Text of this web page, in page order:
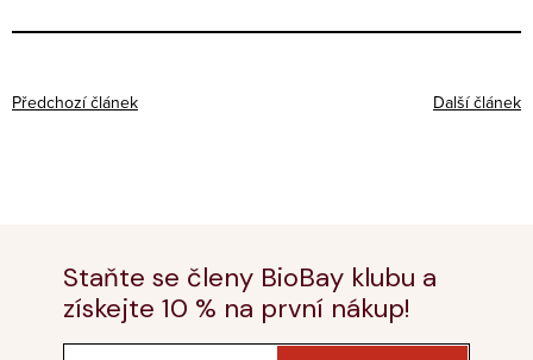
Předchozí článek Další článek
Staňte se členy BioBay klubu a
získejte 10 % na první nákup!